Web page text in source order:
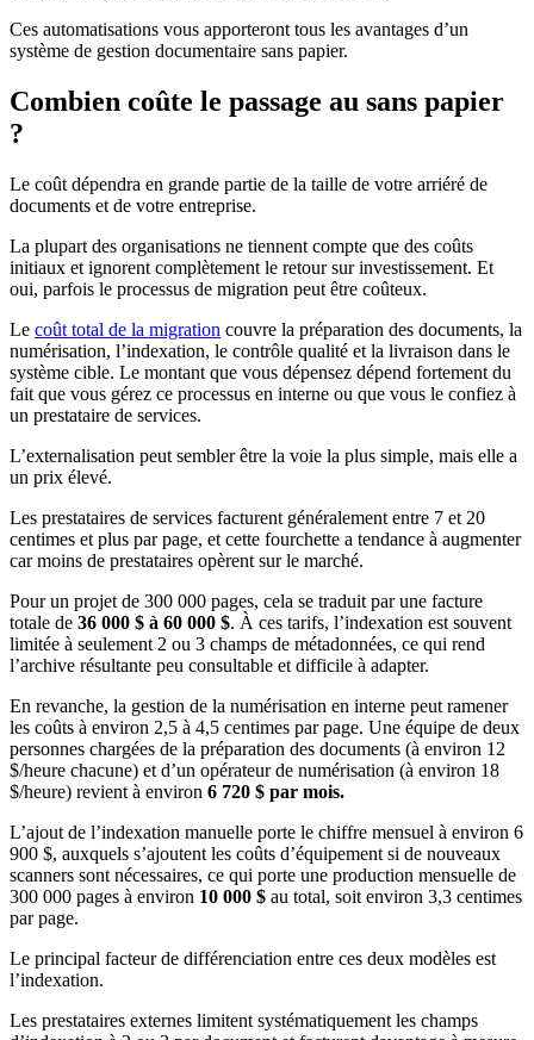
Ces automatisations vous apporteront tous les avantages d’un
système de gestion documentaire sans papier.
Combien coûte le passage au sans papier
?
Le coût dépendra en grande partie de la taille de votre arriéré de
documents et de votre entreprise.
La plupart des organisations ne tiennent compte que des coûts
initiaux et ignorent complètement le retour sur investissement. Et
oui, parfois le processus de migration peut être coûteux.
Le coût total de la migration couvre la préparation des documents, la
numérisation, l’indexation, le contrôle qualité et la livraison dans le
système cible. Le montant que vous dépensez dépend fortement du
fait que vous gérez ce processus en interne ou que vous le confiez à
un prestataire de services.
L’externalisation peut sembler être la voie la plus simple, mais elle a
un prix élevé.
Les prestataires de services facturent généralement entre 7 et 20
centimes et plus par page, et cette fourchette a tendance à augmenter
car moins de prestataires opèrent sur le marché.
Pour un projet de 300 000 pages, cela se traduit par une facture
totale de 36 000 $ à 60 000 $. À ces tarifs, l’indexation est souvent
limitée à seulement 2 ou 3 champs de métadonnées, ce qui rend
l’archive résultante peu consultable et difficile à adapter.
En revanche, la gestion de la numérisation en interne peut ramener
les coûts à environ 2,5 à 4,5 centimes par page. Une équipe de deux
personnes chargées de la préparation des documents (à environ 12
$/heure chacune) et d’un opérateur de numérisation (à environ 18
$/heure) revient à environ 6 720 $ par mois.
L’ajout de l’indexation manuelle porte le chiffre mensuel à environ 6
900 $, auxquels s’ajoutent les coûts d’équipement si de nouveaux
scanners sont nécessaires, ce qui porte une production mensuelle de
300 000 pages à environ 10 000 $ au total, soit environ 3,3 centimes
par page.
Le principal facteur de différenciation entre ces deux modèles est
l’indexation.
Les prestataires externes limitent systématiquement les champs